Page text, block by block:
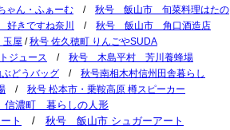
ん・ふぁーむ / 秋号 飯山市 旬菜料理はたの
きですね奈川 / 秋号 飯山市 角口酒造店
玉屋 /秋号 佐久穂町 りんごやSUDA
ジュース / 秋号 木島平村 芳川養蜂場
どうバッグ / 秋号南相木村信州田舎暮らし
/ 秋号 松本市・乗鞍高原 樽スピーカー
濃町 暮らしの人形
ト / 秋号 飯山市 シュガーアート